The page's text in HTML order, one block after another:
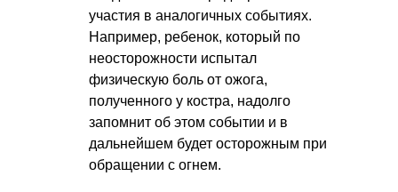
участия в аналогичных событиях.
Например, ребенок, который по
неосторожности испытал
физическую боль от ожога,
полученного у костра, надолго
запомнит об этом событии и в
дальнейшем будет осторожным при
обращении с огнем.